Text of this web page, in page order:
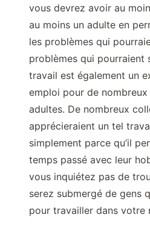
vous devrez avoir au
au moins un adulte en
les problèmes qui
problèmes qui pourraient
travail est également un
emploi pour de nombreux
adultes. De nombreux
apprécieraient un tel
simplement parce qu’il
temps passé avec leur
vous inquiétez pas de
serez submergé de gens
pour travailler dans votre